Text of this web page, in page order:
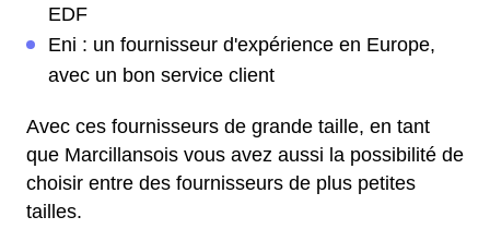
EDF
Eni : un fournisseur d'expérience en Europe,
avec un bon service client
Avec ces fournisseurs de grande taille, en tant
que Marcillansois vous avez aussi la possibilité de
choisir entre des fournisseurs de plus petites
tailles.